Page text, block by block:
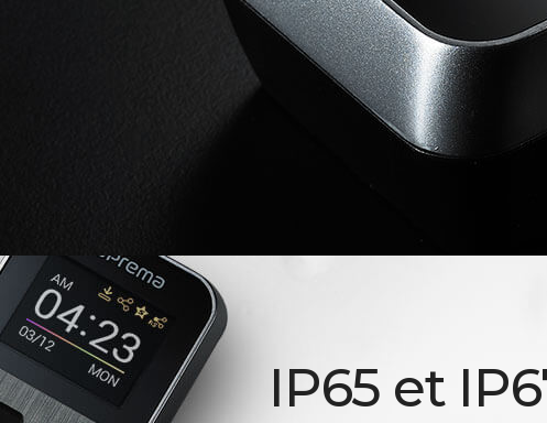
IP65 et